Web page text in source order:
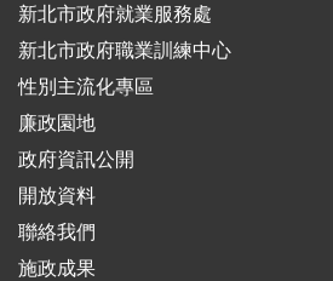
新北市政府就業服務處
新北市政府職業訓練中心
性別主流化專區
廉政園地
政府資訊公開
開放資料
聯絡我們
施政成果